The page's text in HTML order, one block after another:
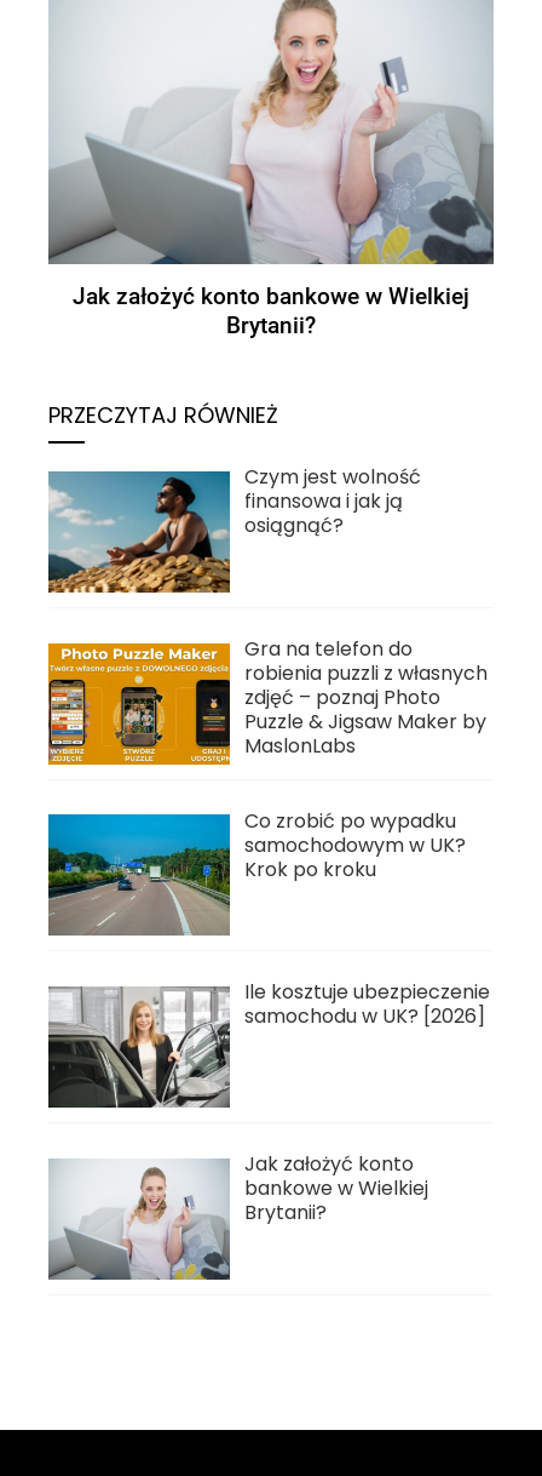
Jak założyć konto bankowe w Wielkiej
Brytanii?
PRZECZYTAJ RÓWNIEŻ
Czym jest wolność
finansowa i jak ją
osiągnąć?
Gra na telefon do
robienia puzzli z własnych
zdjęć – poznaj Photo
Puzzle & Jigsaw Maker by
MaslonLabs
Co zrobić po wypadku
samochodowym w UK?
Krok po kroku
Ile kosztuje ubezpieczenie
samochodu w UK? [2026]
Jak założyć konto
bankowe w Wielkiej
Brytanii?